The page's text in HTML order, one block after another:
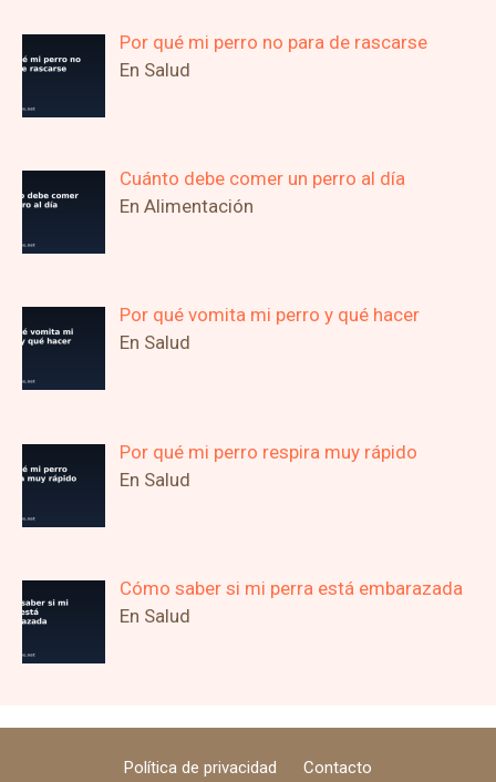
Por qué mi perro no para de rascarse
En Salud
Cuánto debe comer un perro al día
En Alimentación
Por qué vomita mi perro y qué hacer
En Salud
Por qué mi perro respira muy rápido
En Salud
Cómo saber si mi perra está embarazada
En Salud
Política de privacidad Contacto